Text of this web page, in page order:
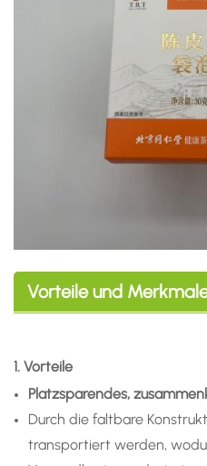
Vorteile und
1. Vorteile
Platzsparendes,
Durch die faltbare
transportiert werden,